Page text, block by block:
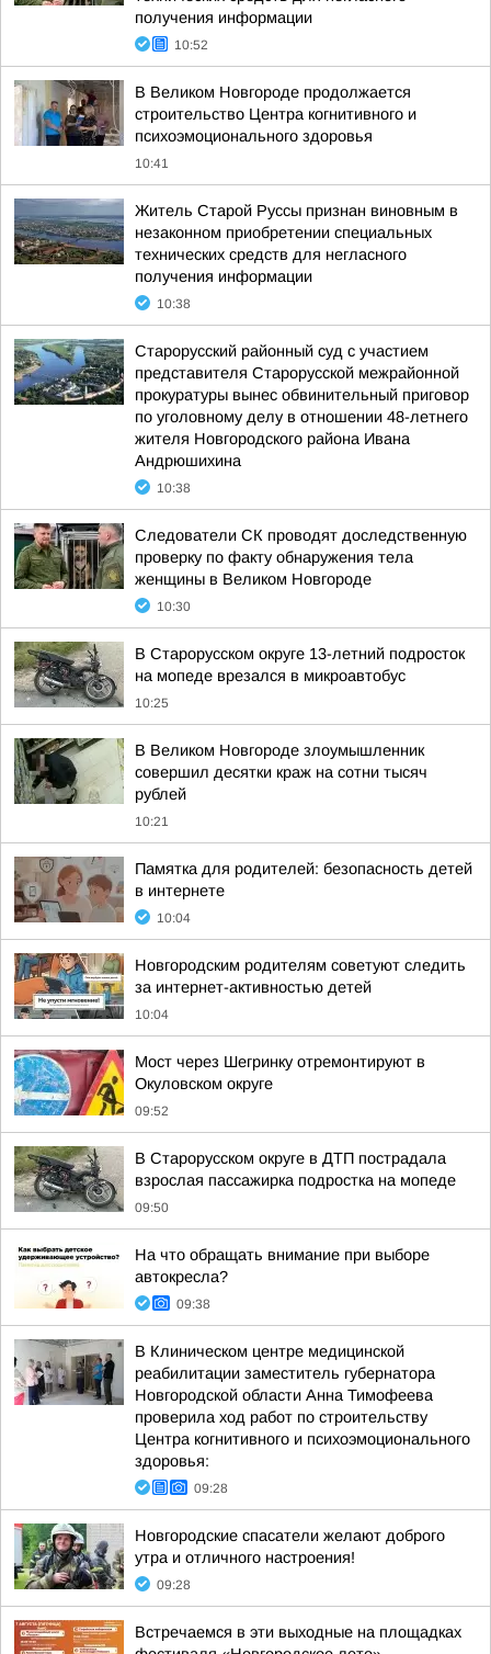
получения информации
10:52
В Великом Новгороде продолжается
строительство Центра когнитивного и
психоэмоционального здоровья
10:41
Житель Старой Руссы признан виновным в
незаконном приобретении специальных
технических средств для негласного
получения информации
10:38
Старорусский районный суд с участием
представителя Старорусской межрайонной
прокуратуры вынес обвинительный приговор
по уголовному делу в отношении 48-летнего
жителя Новгородского района Ивана
Андрюшихина
10:38
Следователи СК проводят доследственную
проверку по факту обнаружения тела
женщины в Великом Новгороде
10:30
В Старорусском округе 13-летний подросток
на мопеде врезался в микроавтобус
10:25
В Великом Новгороде злоумышленник
совершил десятки краж на сотни тысяч
рублей
10:21
Памятка для родителей: безопасность детей
в интернете
10:04
Новгородским родителям советуют следить
за интернет-активностью детей
10:04
Мост через Шегринку отремонтируют в
Окуловском округе
09:52
В Старорусском округе в ДТП пострадала
взрослая пассажирка подростка на мопеде
09:50
На что обращать внимание при выборе
автокресла?
09:38
В Клиническом центре медицинской
реабилитации заместитель губернатора
Новгородской области Анна Тимофеева
проверила ход работ по строительству
Центра когнитивного и психоэмоционального
здоровья:
09:28
Новгородские спасатели желают доброго
утра и отличного настроения!
09:28
Встречаемся в эти выходные на площадках